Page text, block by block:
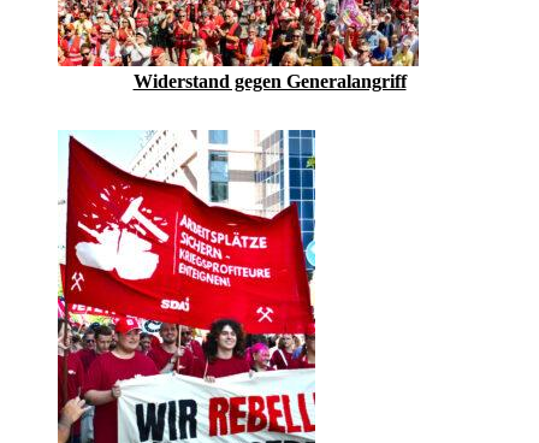
Widerstand gegen Generalangriff